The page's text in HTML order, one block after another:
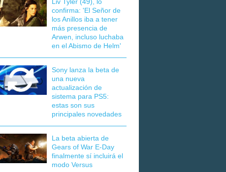
confirma: 'El Señor de
los Anillos iba a tener
más presencia de
Arwen, incluso luchaba
en el Abismo de Helm'
Sony lanza la beta de
una nueva
actualización de
sistema para PS5:
estas son sus
principales novedades
La beta abierta de
Gears of War E-Day
finalmente sí incluirá el
modo Versus